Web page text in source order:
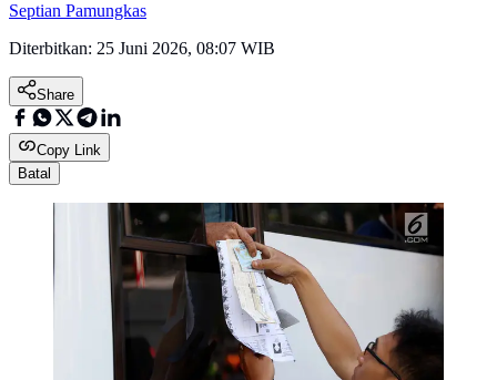
Septian Pamungkas
Diterbitkan: 25 Juni 2026, 08:07 WIB
Share
Copy Link
Batal